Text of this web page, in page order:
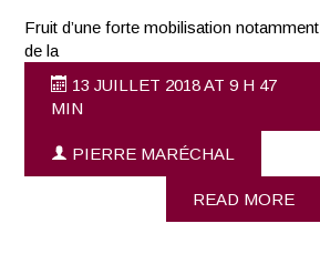
Fruit d’une forte mobilisation notamment
de la
13 JUILLET 2018 AT 9 H 47
MIN
PIERRE MARÉCHAL
READ MORE